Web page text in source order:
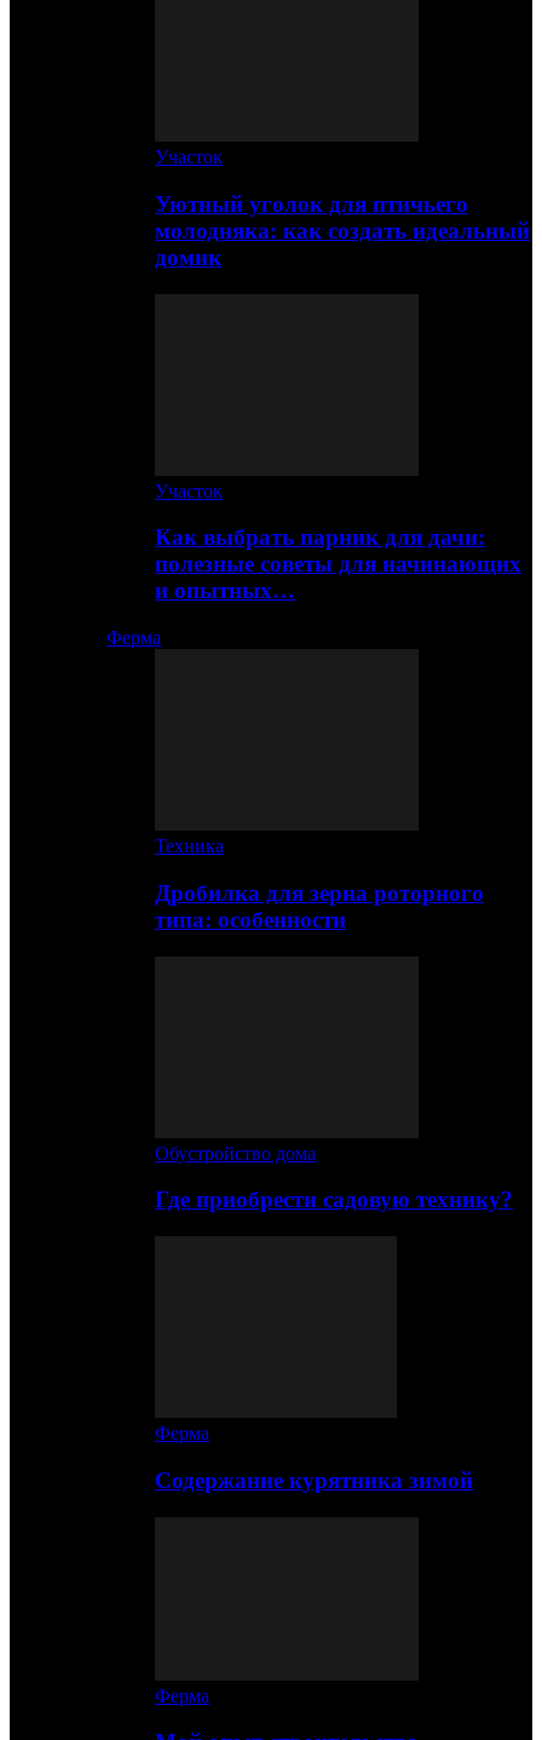
Участок
Уютный уголок для птичьего
молодняка: как создать идеальный
домик
Участок
Как выбрать парник для дачи:
полезные советы для начинающих
и опытных…
Ферма
Техника
Дробилка для зерна роторного
типа: особенности
Обустройство дома
Где приобрести садовую технику?
Ферма
Содержание курятника зимой
Ферма